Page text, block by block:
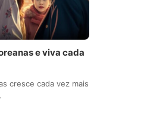
e viva cada
cresce cada vez mais